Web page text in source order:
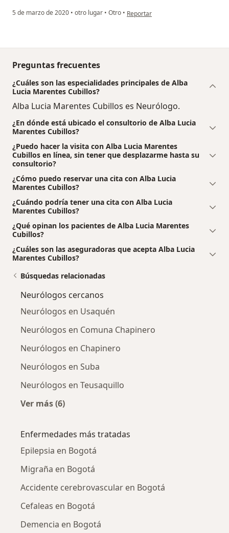
5 de marzo de 2020 • otro lugar • Otro • en opinión del usuario Jorge Rozo
Reportar
Preguntas frecuentes
¿Cuáles son las especialidades principales de Alba
Lucia Marentes Cubillos?
Alba Lucia Marentes Cubillos es Neurólogo.
¿En dónde está ubicado el consultorio de Alba Lucia
Marentes Cubillos?
¿Puedo hacer la visita con Alba Lucia Marentes
Cubillos en línea, sin tener que desplazarme hasta su
consultorio?
¿Cómo puedo reservar una cita con Alba Lucia
Marentes Cubillos?
¿Cuándo podría tener una cita con Alba Lucia
Marentes Cubillos?
¿Qué opinan los pacientes de Alba Lucia Marentes
Cubillos?
¿Cuáles son las aseguradoras que acepta Alba Lucia
Marentes Cubillos?
Búsquedas relacionadas
Neurólogos cercanos
Neurólogos en Usaquén
Neurólogos en Comuna Chapinero
Neurólogos en Chapinero
Neurólogos en Suba
Neurólogos en Teusaquillo
Ver más (6)
Enfermedades más tratadas
Epilepsia en Bogotá
Migraña en Bogotá
Accidente cerebrovascular en Bogotá
Cefaleas en Bogotá
Demencia en Bogotá